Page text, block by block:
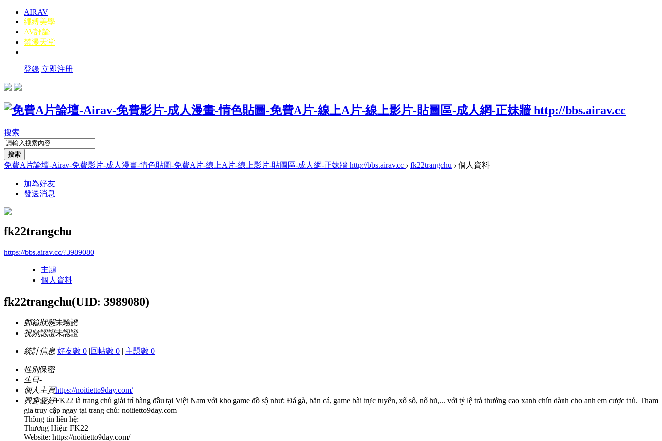
AIRAV
繩縛美學
AV評論
禁漫天堂
登錄 立即注册
搜索
搜索
免費A片論壇-Airav-免費影片-成人漫畫-情色貼圖-免費A片-線上A片-線上影片-貼圖區-成人網-正妹牆 http://bbs.airav.cc › fk22trangchu › 個人資料
加為好友
發送消息
fk22trangchu
https://bbs.airav.cc/?3989080
主題
個人資料
fk22trangchu(UID: 3989080)
郵箱狀態未驗證
視頻認證未認證
統計信息 好友數 0 |回帖數 0 | 主題數 0
性別保密
生日-
個人主頁https://noitietto9day.com/
興趣愛好FK22 là trang chủ giải trí hàng đầu tại Việt Nam với kho game đồ sộ như: Đá gà, bắn cá, game bài trực tuyến, xổ số, nổ hũ,... với tỷ lệ trả thưởng cao xanh chín dành cho anh em cược thủ. Tham
gia truy cập ngay tại trang chủ: noitietto9day.com
Thông tin liên hệ:
Thương Hiệu: FK22
Website: https://noitietto9day.com/